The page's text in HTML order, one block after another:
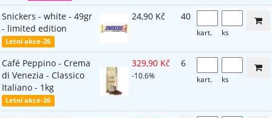
Snickers - white - 49gr
- limited edition
Letní akce-26
24,90 Kč 40
kart. ks
Café Peppino - Crema
di Venezia - Classico
Italiano - 1kg
Letní akce-26
329,90 Kč
-10.6%
6
kart. ks